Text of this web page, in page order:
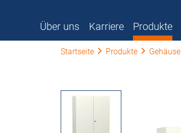
Über uns Karriere Produkte
Startseite Produkte Gehäuse